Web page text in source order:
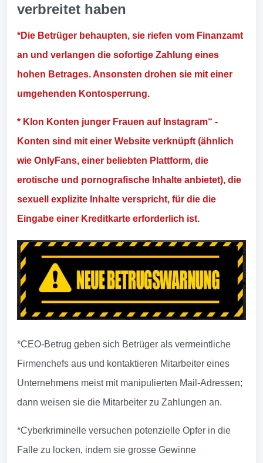
verbreitet haben
*Die Betrüger behaupten, sie riefen vom Finanzamt
an und verlangen die sofortige Zahlung eines
hohen Betrages. Ansonsten drohen sie mit einer
umgehenden Kontosperrung.
* Klon Konten junger Frauen auf Instagram“ -
Konten sind mit einer Website verknüpft (ähnlich
wie OnlyFans, einer beliebten Plattform, die
erotische und pornografische Inhalte anbietet), die
sexuell explizite Inhalte verspricht, für die die
Eingabe einer Kreditkarte erforderlich ist.
*CEO-Betrug geben sich Betrüger als vermeintliche
Firmenchefs aus und kontaktieren Mitarbeiter eines
Unternehmens meist mit manipulierten Mail-Adressen;
dann weisen sie die Mitarbeiter zu Zahlungen an.
*Cyberkriminelle versuchen potenzielle Opfer in die
Falle zu locken, indem sie grosse Gewinne